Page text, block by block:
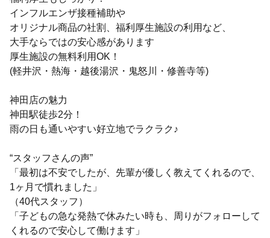
インフルエンザ接種補助や
オリジナル商品の社割、福利厚生施設の利用など、
大手ならではの安心感があります
厚生施設の無料利用OK！
(軽井沢・熱海・越後湯沢・鬼怒川・修善寺等)
神田店の魅力
神田駅徒歩2分！
雨の日も通いやすい好立地でラクラク♪
“スタッフさんの声”
「最初は不安でしたが、先輩が優しく教えてくれるので、
1ヶ月で慣れました」
（40代スタッフ）
「子どもの急な発熱で休みたい時も、周りがフォローして
くれるので安心して働けます」